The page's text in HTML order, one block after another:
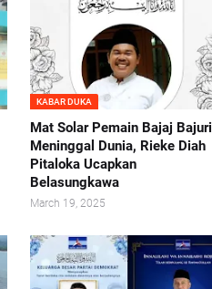
KABAR DUKA
Mat Solar Pemain Bajaj Bajuri
Meninggal Dunia, Rieke Diah
Pitaloka Ucapkan
Belasungkawa
March 19, 2025